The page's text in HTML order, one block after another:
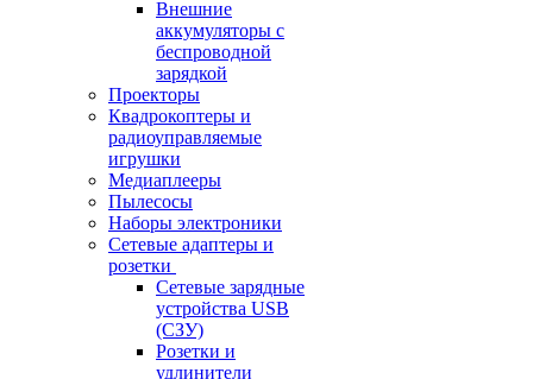
Внешние
аккумуляторы с
беспроводной
зарядкой
Проекторы
Квадрокоптеры и
радиоуправляемые
игрушки
Медиаплееры
Пылесосы
Наборы электроники
Сетевые адаптеры и
розетки
Сетевые зарядные
устройства USB
(СЗУ)
Розетки и
удлинители